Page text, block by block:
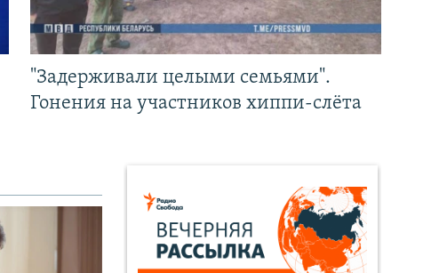
"Задерживали целыми семьями".
Гонения на участников хиппи-слёта